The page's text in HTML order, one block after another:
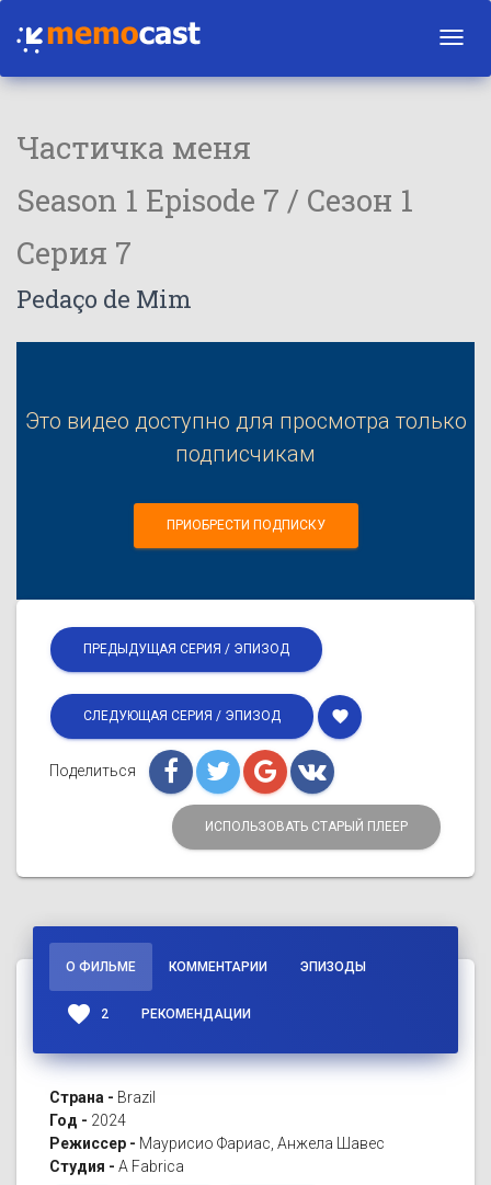
Частичка меня
Season 1 Episode 7 / Сезон 1
Серия 7
Pedaço de Mim
Это видео доступно для просмотра только
подписчикам
ПРИОБРЕСТИ ПОДПИСКУ
ПРЕДЫДУЩАЯ СЕРИЯ / ЭПИЗОД
СЛЕДУЮЩАЯ СЕРИЯ / ЭПИЗОД favorite
Поделиться
ИСПОЛЬЗОВАТЬ СТАРЫЙ ПЛЕЕР
О ФИЛЬМЕ КОММЕНТАРИИ ЭПИЗОДЫ
favorite 2 РЕКОМЕНДАЦИИ
Страна - Brazil
Год - 2024
Режиссер - Маурисио Фариас, Анжела Шавес
Студия - A Fabrica